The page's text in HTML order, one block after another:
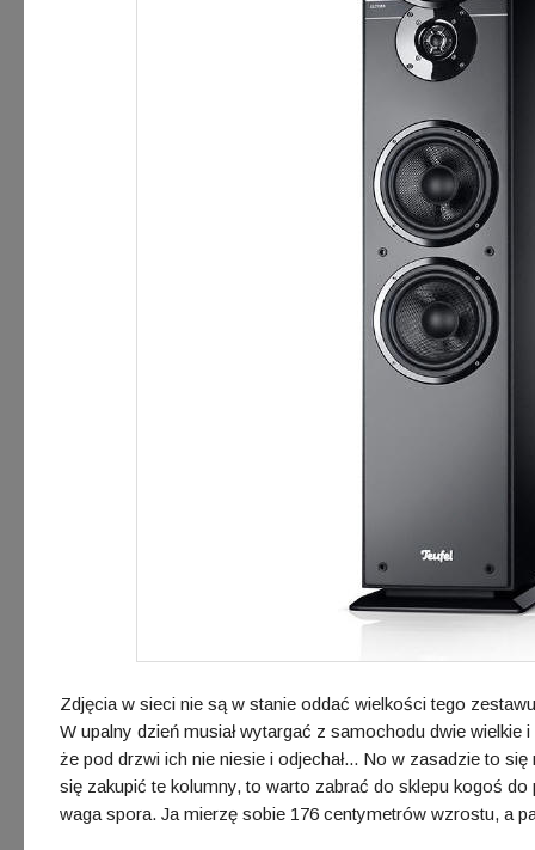
Zdjęcia w sieci nie są w stanie oddać wielkości tego
W upalny dzień musiał wytargać z samochodu dwie wielkie
że pod drzwi ich nie niesie i odjechał... No w zasadzie to
się zakupić te kolumny, to warto zabrać do sklepu kogoś
waga spora. Ja mierzę sobie 176 centymetrów wzrostu, a